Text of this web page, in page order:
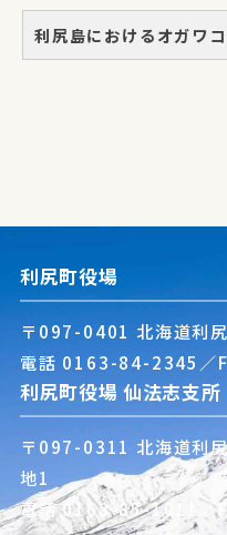
利尻島におけるオガワ
利尻町役場
〒097-0401 北海道利
電話 0163-84-2345 ／
利尻町役場 仙法志支所
〒097-0311 北海道利
地1
電話0163-85-1011 ／